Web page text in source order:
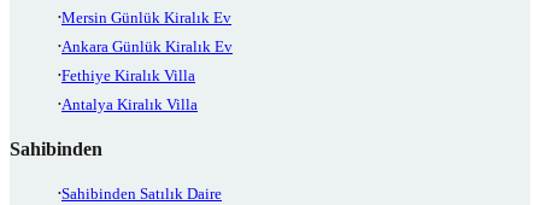
Mersin Günlük Kiralık Ev
Ankara Günlük Kiralık Ev
Fethiye Kiralık Villa
Antalya Kiralık Villa
Sahibinden
Sahibinden Satılık Daire